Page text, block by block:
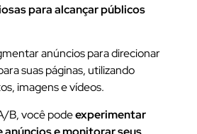
para alcançar públicos
anúncios para direcionar
suas páginas, utilizando
imagens e vídeos.
B, você podeexperimentar